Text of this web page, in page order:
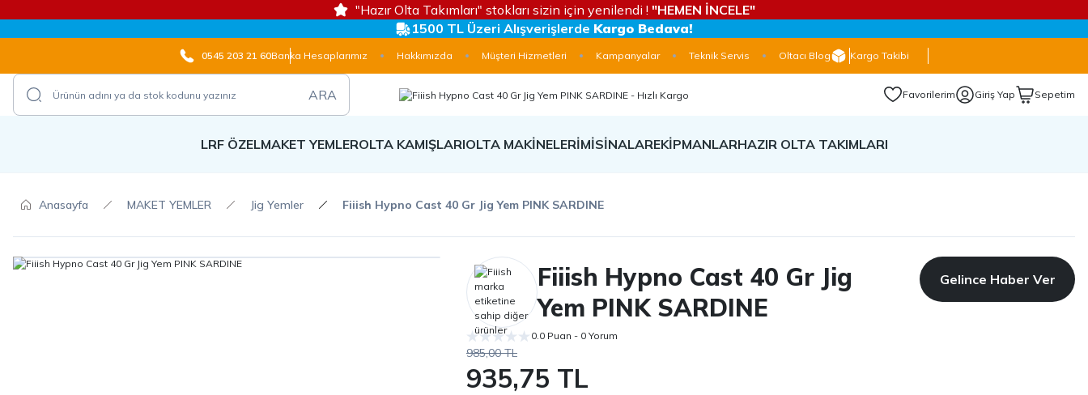
"Hazır Olta Takımları" stokları sizin için yenilendi ! "HEMEN İNCELE"
1500 TL Üzeri Alışverişlerde Kargo Bedava!
0545 203 21 60Banka Hesaplarımız Hakkımızda Müşteri Hizmetleri Kampanyalar Teknik Servis Oltacı Blog Kargo Takibi
ARA Favorilerim Giriş Yap Sepetim
LRF ÖZELMAKET YEMLEROLTA KAMIŞLARIOLTA MAKİNELERİMİSİNALAREKİPMANLARHAZIR OLTA TAKIMLARI
Anasayfa MAKET YEMLER Jig Yemler Fiiish Hypno Cast 40 Gr Jig Yem PINK SARDINE
Fiiish Hypno Cast 40 Gr Jig
Yem PINK SARDINE
0.0 Puan - 0 Yorum
985,00 TL
935,75 TL
Gelince Haber Ver